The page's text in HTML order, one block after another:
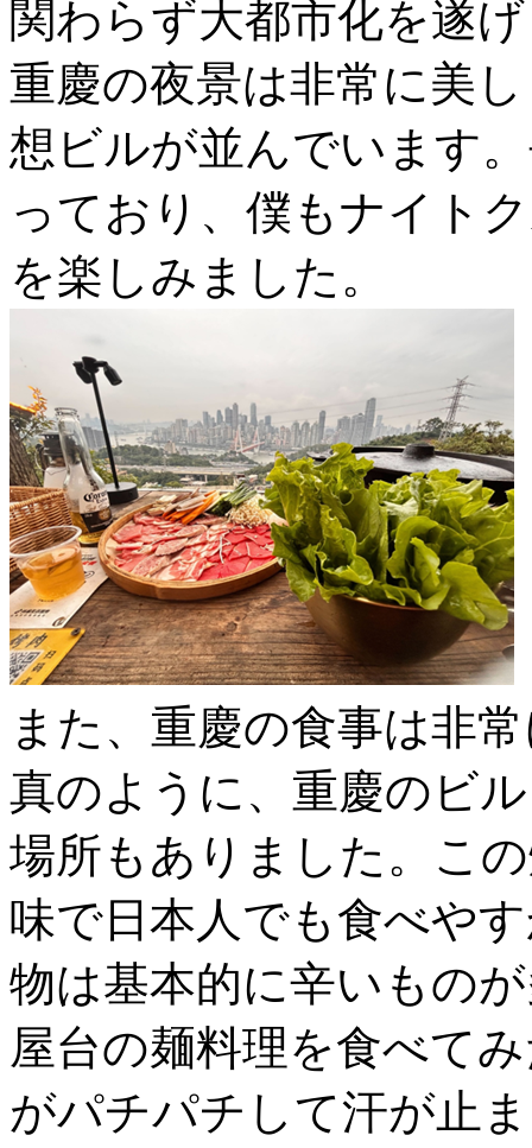
関わらず大都市化を遂
重慶の夜景は非常に美
想ビルが並んでいます
っており、僕もナイト
を楽しみました。
また、重慶の食事は非
真のように、重慶のビ
場所もありました。こ
味で日本人でも食べや
物は基本的に辛いもの
屋台の麺料理を食べて
がパチパチして汗が止